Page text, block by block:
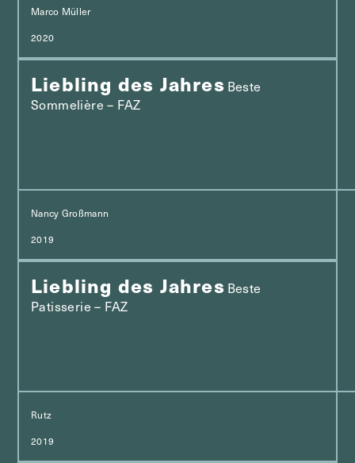
Marco Müller
2020
Liebling des Jahres Beste
Sommelière – FAZ
Nancy Großmann
2019
Liebling des Jahres Beste
Patisserie – FAZ
Rutz
2019